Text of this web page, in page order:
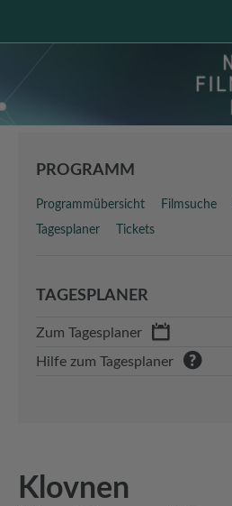
PROGRAMM
Programmübersicht Filmsuche
Tagesplaner Tickets
TAGESPLANER
Zum Tagesplaner
Hilfe zum Tagesplaner
Klovnen